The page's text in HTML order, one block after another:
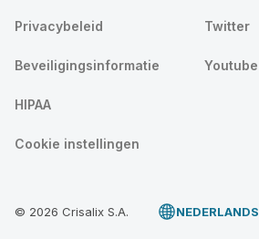
Privacybeleid
Beveiligingsinformatie
HIPAA
Cookie instellingen
Twitter
Youtube
© 2026 Crisalix S.A. NEDERLANDS